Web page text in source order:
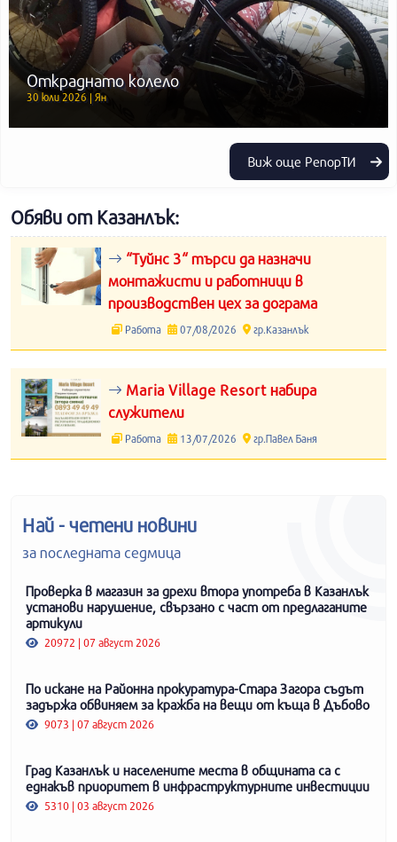
Откраднато колело
30 юли 2026 | Ян
Виж още РепорТИ
Обяви от Казанлък:
“Туйнс 3“ търси да назначи
монтажисти и работници в
производствен цех за дограма
Работа 07/08/2026 гр.Казанлък
Maria Village Resort набира
служители
Работа 13/07/2026 гр.Павел Баня
Най - четени новини
за последната седмица
Проверка в магазин за дрехи втора употреба в Казанлък
установи нарушение, свързано с част от предлаганите
артикули
20972 | 07 август 2026
По искане на Районна прокуратура-Стара Загора съдът
задържа обвиняем за кражба на вещи от къща в Дъбово
9073 | 07 август 2026
Град Казанлък и населените места в общината са с
еднакъв приоритет в инфраструктурните инвестиции
5310 | 03 август 2026